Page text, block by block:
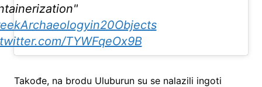
TYWFqeOx9B
Takođe, na brodu Uluburun su se nalazili ingoti